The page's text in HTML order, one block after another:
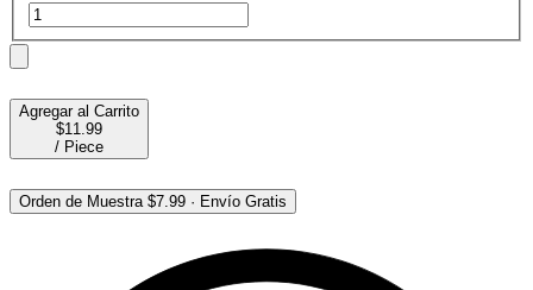
Agregar al Carrito
$11.99
/ Piece
Orden de Muestra $7.99 · Envío Gratis